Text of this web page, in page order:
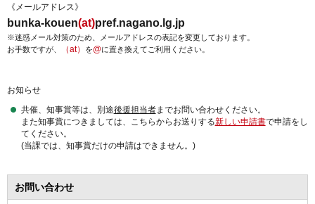
《メールアドレス》
bunka-kouen(at)pref.nagano.lg.jp
※迷惑メール対策のため、メールアドレスの表記を変更しております。
お手数ですが、
（at） を@に置き換えてご利用ください。
お知らせ
共催、知事賞等は、別途後援担当者までお問い合わせください。
また知事賞につきましては、こちらからお送りする新しい申請書で申請をし
てください。
(当課では、知事賞だけの申請はできません。)
お問い合わせ